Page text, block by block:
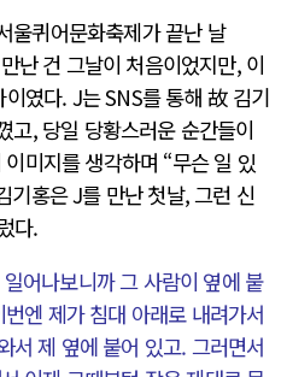
퀴어문화축제가 끝난 날
난 건 그날이 처음이었지만, 이
였다. J는 SNS를 통해 故 김기
고, 당일 당황스러운 순간들이
이미지를 생각하며 “무슨 일 있
기홍은 J를 만난 첫날, 그런 신
다.
어나보니까 그 사람이 옆에 붙
엔 제가 침대 아래로 내려가서
서 제 옆에 붙어 있고. 그러면서